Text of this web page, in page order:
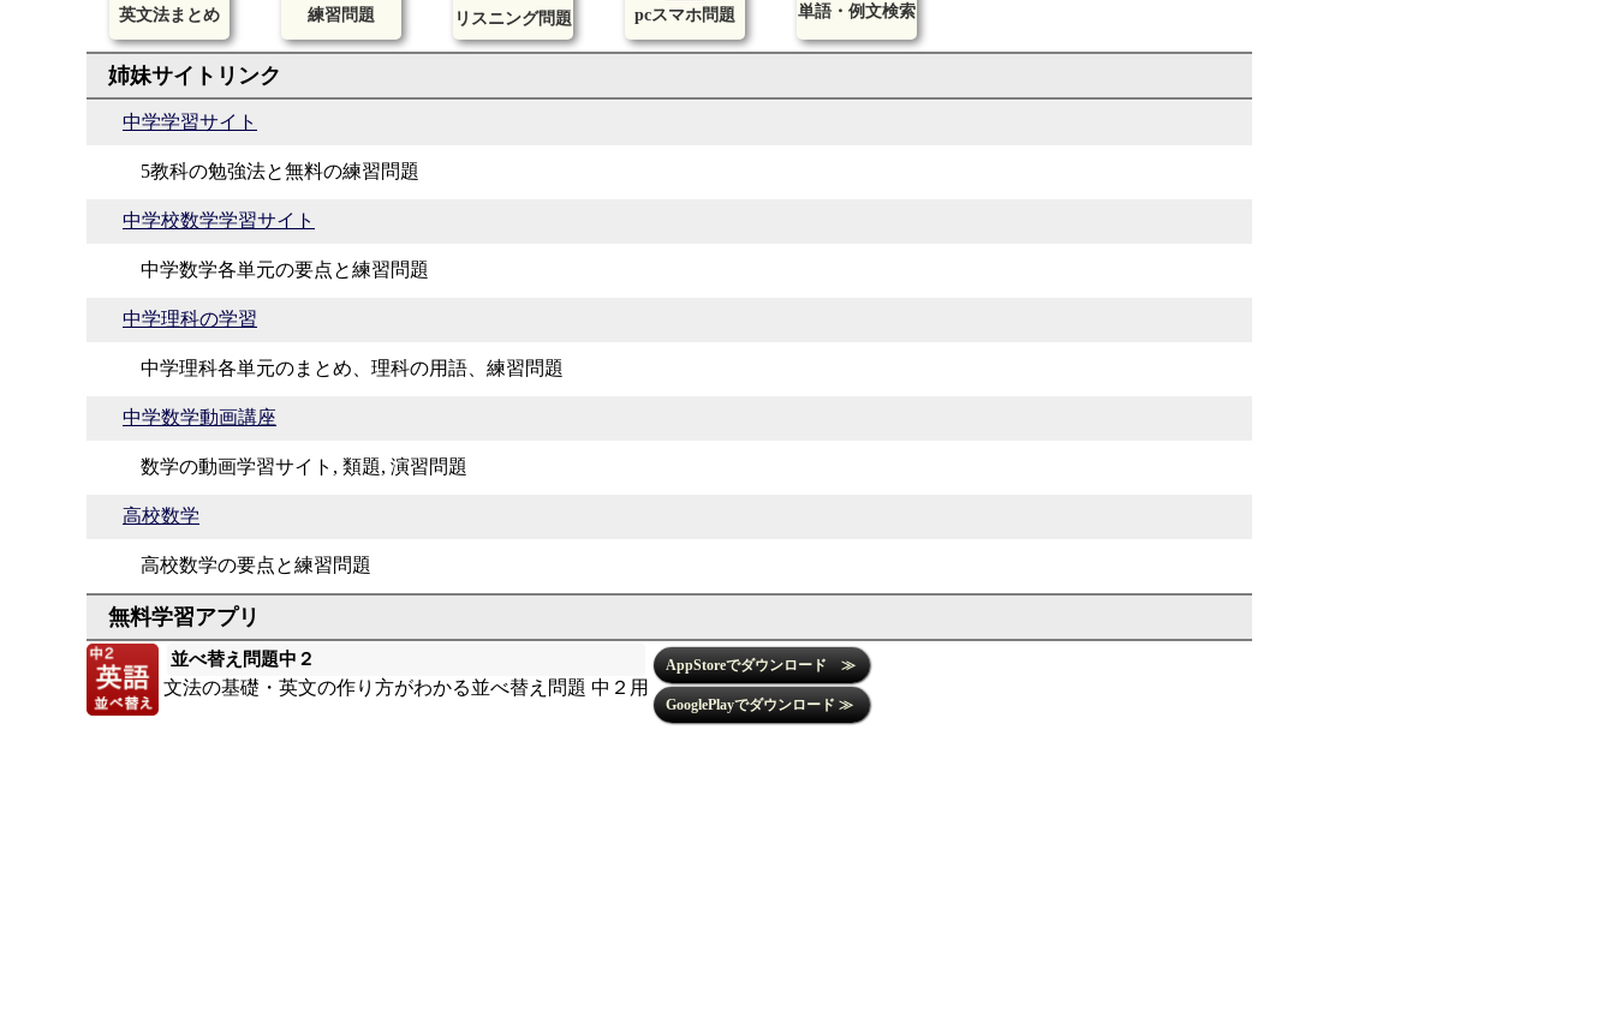
英文法まとめ 練習問題 リスニング問題 pcスマホ問題 単語・例文検索
中学学習サイト
5教科の勉強法と無料の練習問題
中学校数学学習サイト
中学数学各単元の要点と練習問題
中学理科の学習
中学理科各単元のまとめ、理科の用語、練習問題
中学数学動画講座
数学の動画学習サイト, 類題, 演習問題
高校数学
高校数学の要点と練習問題
並べ替え問題中２
文法の基礎・英文の作り方がわかる並べ替え問題 中２用